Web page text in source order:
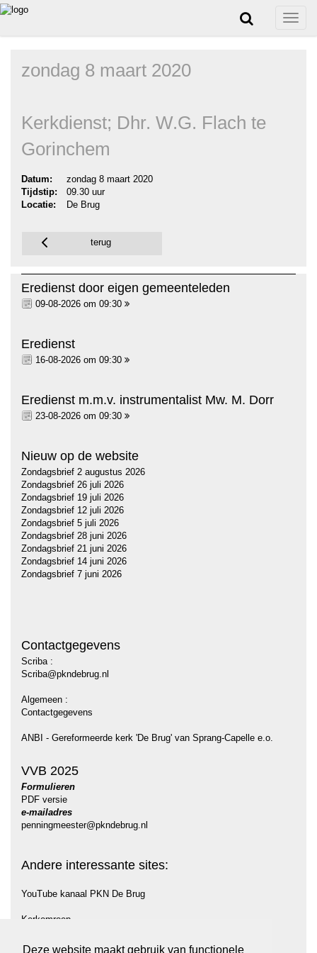
Deze website maakt gebruik van functionele
Toggle
zondag 8 maart 2020
Kerkdienst; Dhr. W.G. Flach te
Gorinchem
Datum:
zondag 8 maart 2020
Tijdstip:
09.30 uur
Locatie:
De Brug
terug
Eredienst door eigen gemeenteleden
09-08-2026 om 09:30
Eredienst
16-08-2026 om 09:30
Eredienst m.m.v. instrumentalist Mw. M. Dorr
23-08-2026 om 09:30
Nieuw op de website
Zondagsbrief 2 augustus 2026
Zondagsbrief 26 juli 2026
Zondagsbrief 19 juli 2026
Zondagsbrief 12 juli 2026
Zondagsbrief 5 juli 2026
Zondagsbrief 28 juni 2026
Zondagsbrief 21 juni 2026
Zondagsbrief 14 juni 2026
Zondagsbrief 7 juni 2026
Contactgegevens
Scriba :
Scriba@pkndebrug.nl
Algemeen :
Contactgegevens
ANBI - Gereformeerde kerk 'De Brug' van Sprang-Capelle e.o.
VVB 2025
Formulieren
PDF versie
e-mailadres
penningmeester@pkndebrug.nl
Andere interessante sites:
YouTube kanaal PKN De Brug
Kerkomroep
Protestantse Gemeente Midden Langstraat (PGML)